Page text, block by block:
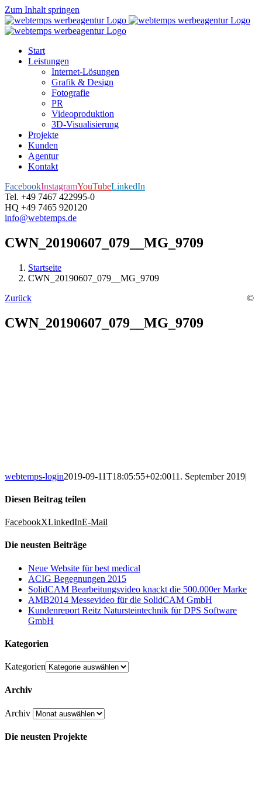
Zum Inhalt springen
Start
Leistungen
Internet-Lösungen
Grafik & Design
Fotografie
PR
Videoproduktion
3D-Visualisierung
Projekte
Kunden
Agentur
Kontakt
FacebookInstagramYouTubeLinkedIn
Tel. +49 7467 422995-0
HQ +49 7465 920120
info@webtemps.de
CWN_20190607_079__MG_9709
Startseite
CWN_20190607_079__MG_9709
Zurück
CWN_20190607_079__MG_9709
webtemps-login2019-09-11T18:05:55+02:0011. September 2019|
Diesen Beitrag teilen
FacebookXLinkedInE-Mail
Die neusten Beiträge
Neue Website für best medical
ACIG Begegnungen 2015
SolidCAM Bearbeitungsvideo knackt die 500.000er Marke
AMB2014 Messevideo für die SolidCAM GmbH
Kundenreport Reitz Natursteintechnik für DPS Software
GmbH
Kategorien
Kategorien
Archiv
Archiv
Die neusten Projekte
©